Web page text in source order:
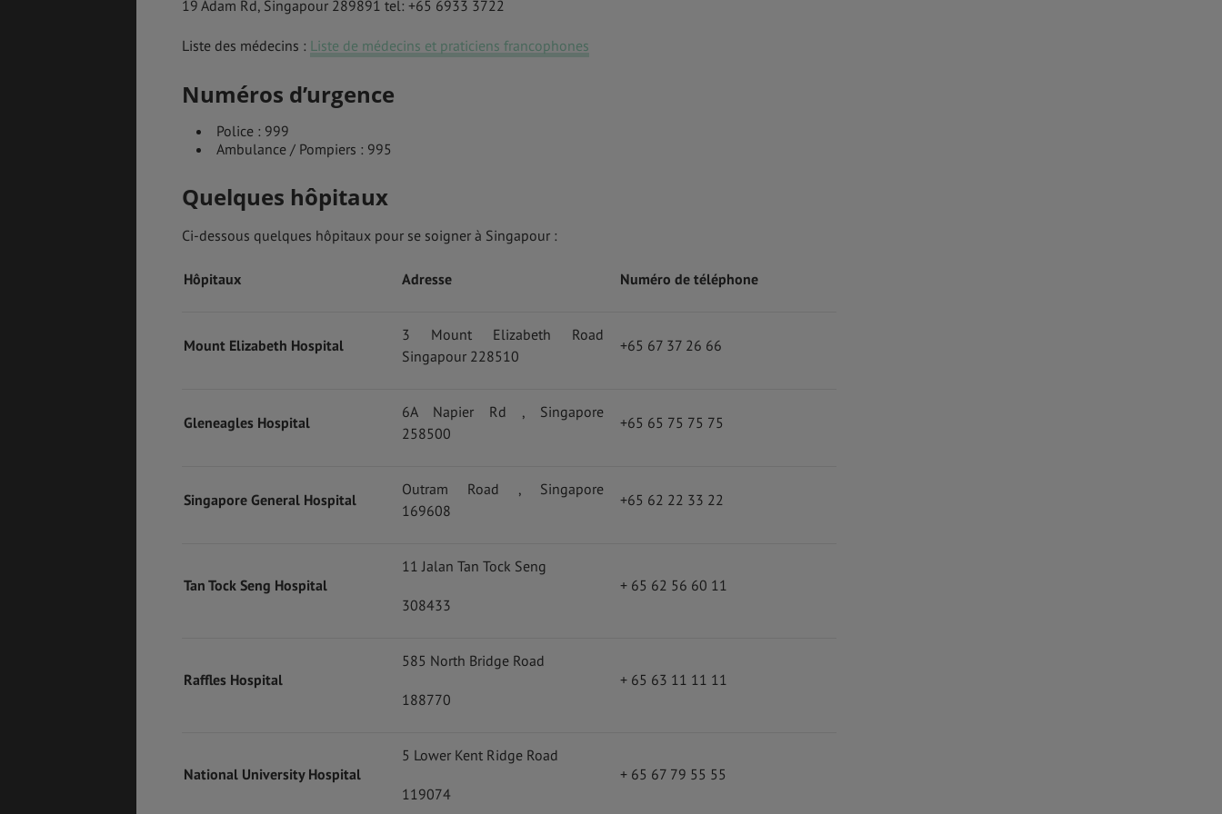
19 Adam Rd, Singapour 289891 tel: +65 6933 3722
Liste des médecins : Liste de médecins et praticiens francophones
Numéros d’urgence
Police : 999
Ambulance / Pompiers : 995
Quelques hôpitaux
Ci-dessous quelques hôpitaux pour se soigner à Singapour :
Hôpitaux Adresse Numéro de téléphone
Mount Elizabeth Hospital
3 Mount Elizabeth Road
Singapour 228510
+65 67 37 26 66
Gleneagles Hospital
6A Napier Rd , Singapore
258500
+65 65 75 75 75
Singapore General Hospital
Outram Road , Singapore
169608
+65 62 22 33 22
Tan Tock Seng Hospital
11 Jalan Tan Tock Seng
308433
+ 65 62 56 60 11
Raffles Hospital
585 North Bridge Road
188770
+ 65 63 11 11 11
National University Hospital
5 Lower Kent Ridge Road
119074
+ 65 67 79 55 55